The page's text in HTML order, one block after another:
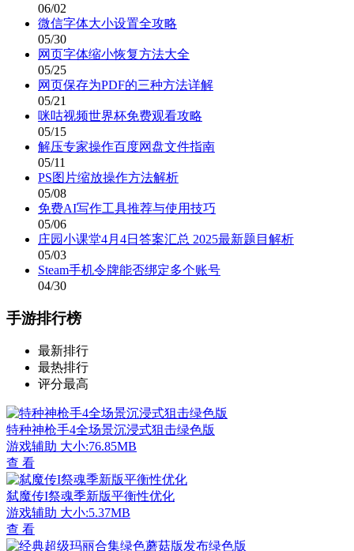
06/02
微信字体大小设置全攻略
05/30
网页字体缩小恢复方法大全
05/25
网页保存为PDF的三种方法详解
05/21
咪咕视频世界杯免费观看攻略
05/15
解压专家操作百度网盘文件指南
05/11
PS图片缩放操作方法解析
05/08
免费AI写作工具推荐与使用技巧
05/06
庄园小课堂4月4日答案汇总 2025最新题目解析
05/03
Steam手机令牌能否绑定多个账号
04/30
手游排行榜
最新排行
最热排行
评分最高
特种神枪手4全场景沉浸式狙击绿色版
游戏辅助 大小:76.85MB
查 看
弑魔传I祭魂季新版平衡性优化
游戏辅助 大小:5.37MB
查 看